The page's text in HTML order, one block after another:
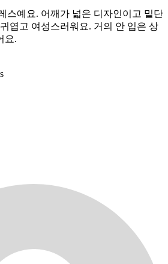
스예요. 어깨가 넓은 디자인이고 밑단
엽고 여성스러워요. 거의 안 입은 상
요.